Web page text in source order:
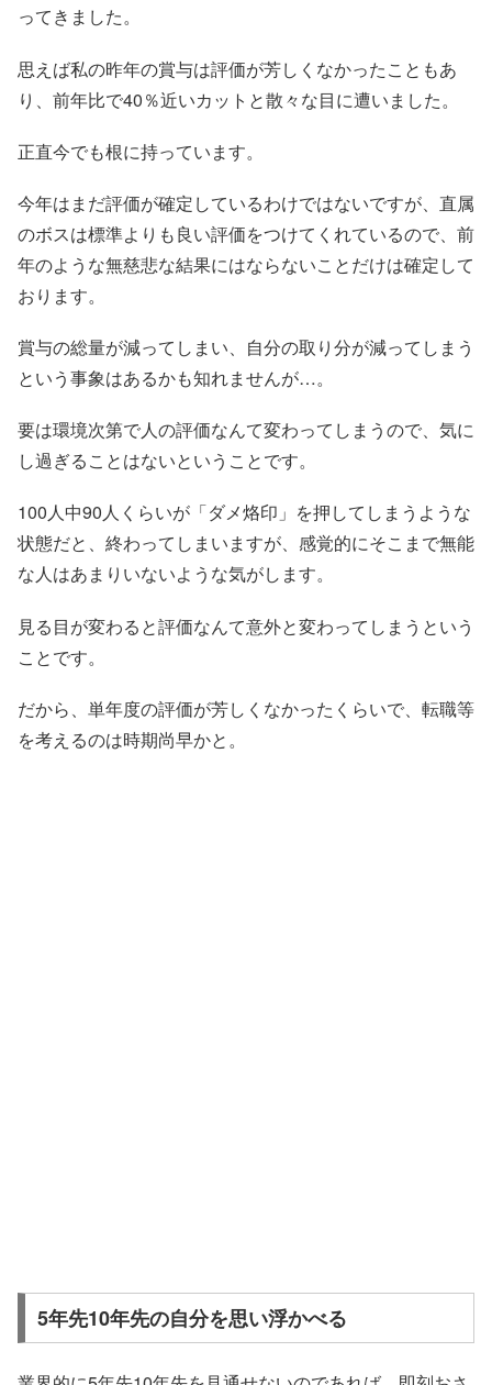
ってきました。
思えば私の昨年の賞与は評価が芳しくなかったこともあ
り、前年比で40％近いカットと散々な目に遭いました。
正直今でも根に持っています。
今年はまだ評価が確定しているわけではないですが、直属
のボスは標準よりも良い評価をつけてくれているので、前
年のような無慈悲な結果にはならないことだけは確定して
おります。
賞与の総量が減ってしまい、自分の取り分が減ってしまう
という事象はあるかも知れませんが…。
要は環境次第で人の評価なんて変わってしまうので、気に
し過ぎることはないということです。
100人中90人くらいが「ダメ烙印」を押してしまうような
状態だと、終わってしまいますが、感覚的にそこまで無能
な人はあまりいないような気がします。
見る目が変わると評価なんて意外と変わってしまうという
ことです。
だから、単年度の評価が芳しくなかったくらいで、転職等
を考えるのは時期尚早かと。
5年先10年先の自分を思い浮かべる